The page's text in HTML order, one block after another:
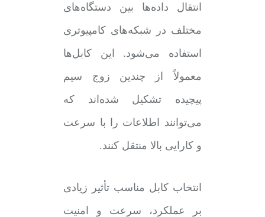
انتقال داده‌ها بین دستگاه‌های
مختلف در شبکه‌های کامپیوتری
استفاده می‌شود. این کابل‌ها
معمولاً از چندین زوج سیم
پیچیده تشکیل شده‌اند که
می‌توانند اطلاعات را با سرعت
و کارایی بالا منتقل کنند.
انتخاب کابل مناسب تأثیر زیادی
بر عملکرد، سرعت و امنیت